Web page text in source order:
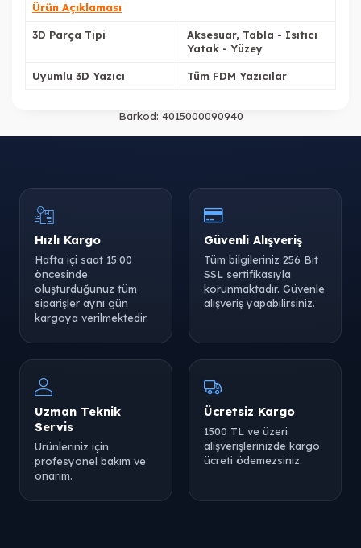
Ürün Açıklaması
3D Parça Tipi
Aksesuar, Tabla - Isıtıcı
Yatak - Yüzey
Uyumlu 3D Yazıcı Tüm FDM Yazıcılar
Barkod: 4015000090940
Hızlı Kargo
Hafta içi saat 15:00
öncesinde
oluşturduğunuz tüm
siparişler aynı gün
kargoya verilmektedir.
Güvenli Alışveriş
Tüm bilgileriniz 256 Bit
SSL sertifikasıyla
korunmaktadır. Güvenle
alışveriş yapabilirsiniz.
Uzman Teknik
Servis
Ürünleriniz için
profesyonel bakım ve
onarım.
Ücretsiz Kargo
1500 TL ve üzeri
alışverişlerinizde kargo
ücreti ödemezsiniz.